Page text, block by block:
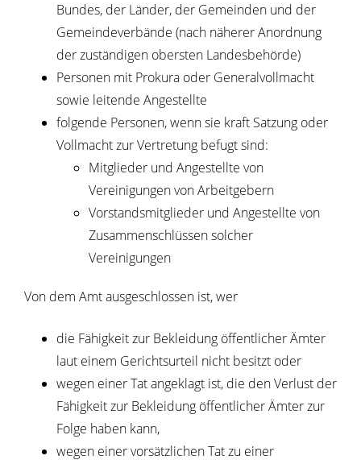
Bundes, der Länder, der Gemeinden und der
Gemeindeverbände (nach näherer Anordnung
der zuständigen obersten Landesbehörde)
Personen mit Prokura oder Generalvollmacht
sowie leitende Angestellte
folgende Personen, wenn sie kraft Satzung oder
Vollmacht zur Vertretung befugtsind:
Mitglieder und Angestellte von
Vereinigungen von Arbeitgebern
Vorstandsmitglieder und Angestellte von
Zusammenschlüssen solcher
Vereinigungen
Von dem Amt ausgeschlossen ist, wer
die Fähigkeit zur Bekleidung öffentlicher Ämter
laut einem Gerichtsurteil nicht besitzt oder
wegen einer Tat angeklagt ist, die den Verlust der
Fähigkeit zur Bekleidung öffentlicher Ämter zur
Folge haben kann,
wegen einer vorsätzlichen Tat zu einer